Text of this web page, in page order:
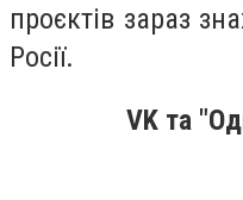
проєктів зараз
Росії.
VK та